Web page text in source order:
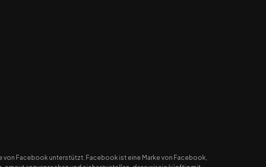
Facebook unterstützt. Facebook ist eine Marke von Facebook,